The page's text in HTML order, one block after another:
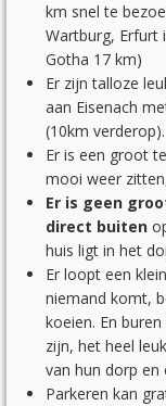
km snel te
Wartburg, Erfurt
Gotha 17 km)
Er zijn talloze
aan Eisenach
(10km verderop).
Er is een groot
mooi weer
Er is geen
direct buiten
huis ligt in het
Er loopt een
niemand komt,
koeien. En
zijn, het heel
van hun dorp en
Parkeren kan